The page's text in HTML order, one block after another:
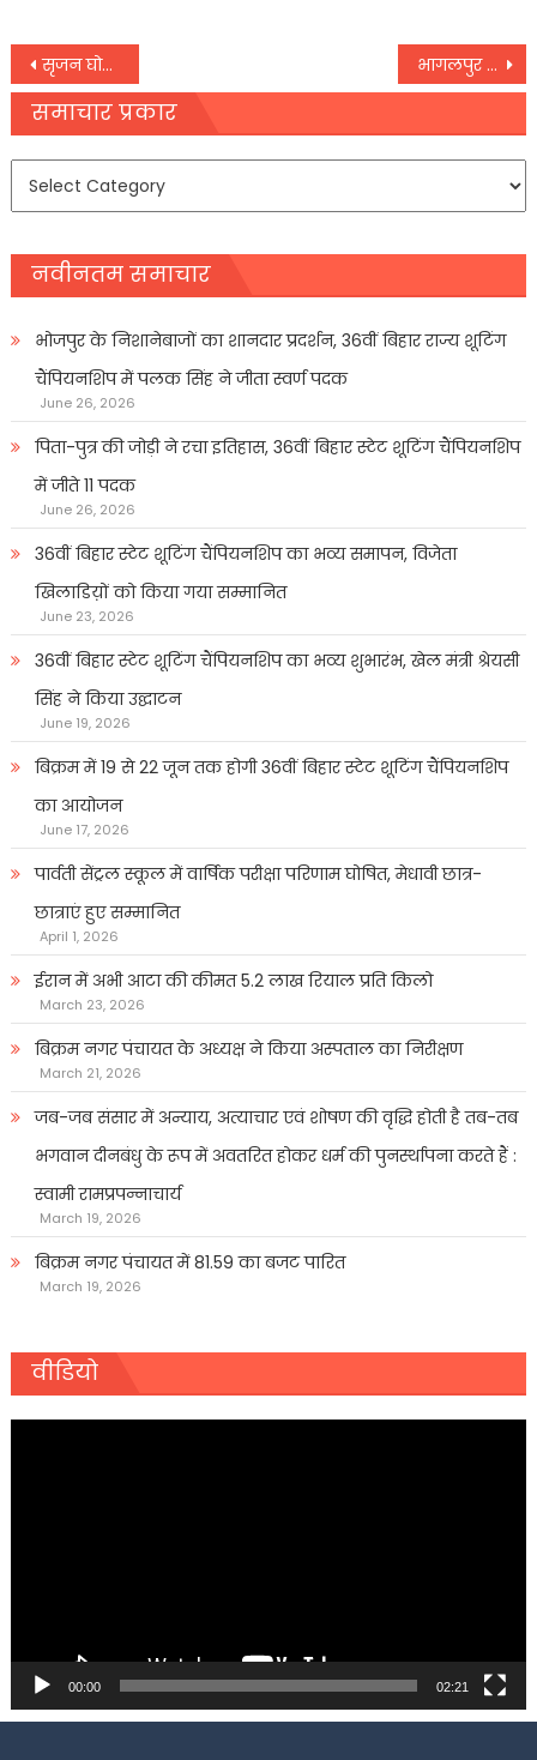
Post
navigation
सृजन घोटाले में महिला अभियुक्त का कोर्ट में आत्मसमर्पण भागलपुर में शुरू होगी सिल्क एवं टेक्सटाइल टेक्नोलॉजी की पढ़ाई
समाचार प्रकार
नवीनतम समाचार
भोजपुर के निशानेबाजों का शानदार प्रदर्शन, 36वीं बिहार राज्य शूटिंग
चैंपियनशिप में पलक सिंह ने जीता स्वर्ण पदक
June 26, 2026
पिता-पुत्र की जोड़ी ने रचा इतिहास, 36वीं बिहार स्टेट शूटिंग चैंपियनशिप
में जीते 11 पदक
June 26, 2026
36वीं बिहार स्टेट शूटिंग चैंपियनशिप का भव्य समापन, विजेता
खिलाडिय़ों को किया गया सम्मानित
June 23, 2026
36वीं बिहार स्टेट शूटिंग चैंपियनशिप का भव्य शुभारंभ, खेल मंत्री श्रेयसी
सिंह ने किया उद्घाटन
June 19, 2026
बिक्रम में 19 से 22 जून तक होगी 36वीं बिहार स्टेट शूटिंग चैंपियनशिप
का आयोजन
June 17, 2026
पार्वती सेंट्रल स्कूल में वार्षिक परीक्षा परिणाम घोषित, मेधावी छात्र-
छात्राएं हुए सम्मानित
April 1, 2026
ईरान में अभी आटा की कीमत 5.2 लाख रियाल प्रति किलो
March 23, 2026
बिक्रम नगर पंचायत के अध्यक्ष ने किया अस्पताल का निरीक्षण
March 21, 2026
जब-जब संसार में अन्याय, अत्याचार एवं शोषण की वृद्धि होती है तब-तब
भगवान दीनबंधु के रूप में अवतरित होकर धर्म की पुनर्स्थापना करते हैं :
स्वामी रामप्रपन्नाचार्य
March 19, 2026
बिक्रम नगर पंचायत में 81.59 का बजट पारित
March 19, 2026
वीडियो
00:00 02:21